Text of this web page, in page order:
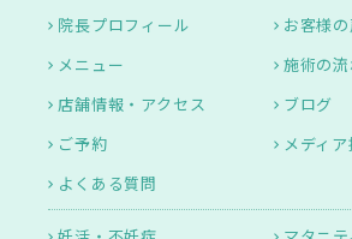
院長プロフィール
お客様の
メニュー
施術の
店舗情報・アクセス
ブログ
ご予約
メディ
よくある質問